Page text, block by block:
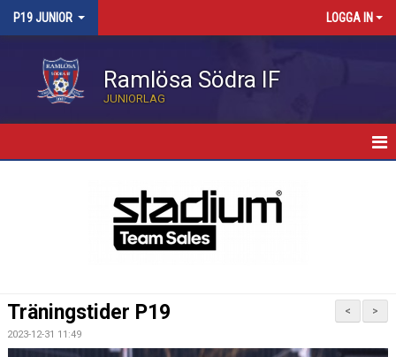
P19 JUNIOR LOGGA IN
Ramlösa Södra IF
JUNIORLAG
BILDGALLERI
>
<
Träningstider P19
2023-12-31 11:49